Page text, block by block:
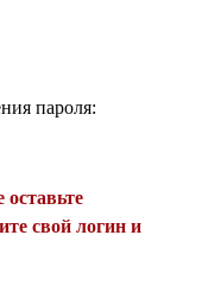
пароля:
свой логин и